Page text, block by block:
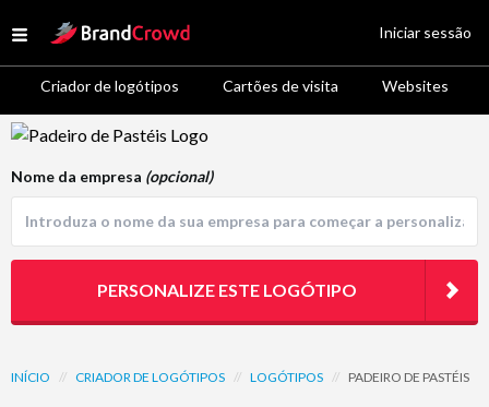
Open menu
Site Logo
Criador de logótipos Cartões de visita Websites
Iniciar sessão
Logo Template Preview
INÍCIO // CRIADOR DE LOGÓTIPOS // LOGÓTIPOS // PADEIRO DE PASTÉIS
Nome da empresa (opcional)
PERSONALIZE ESTE LOGÓTIPO